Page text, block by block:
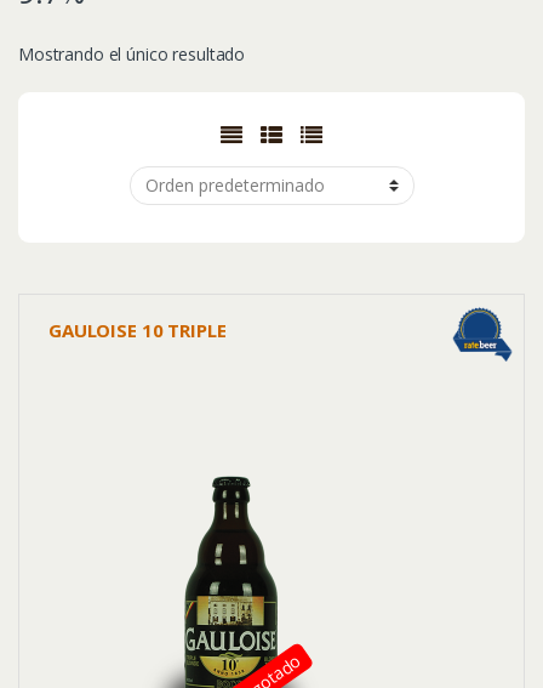
Mostrando el único resultado
GAULOISE 10 TRIPLE